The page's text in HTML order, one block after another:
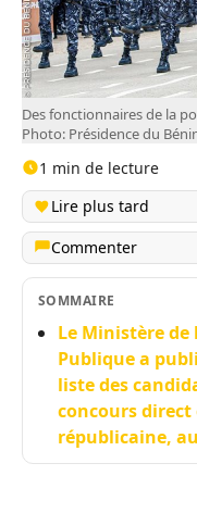
Des fonctionnaires de la
Photo: Présidence du
1 min de lecture
Lire plus tard
Commenter
SOMMAIRE
Le Ministère de
Publique a
liste des
concours
républicaine,